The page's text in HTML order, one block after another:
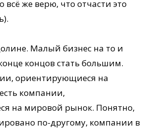
всё же верю, что отчасти это
Малый бизнес на то и
концов стать большим.
ориентирующиеся на
компании,
на мировой рынок. Понятно,
по-другому, компании в